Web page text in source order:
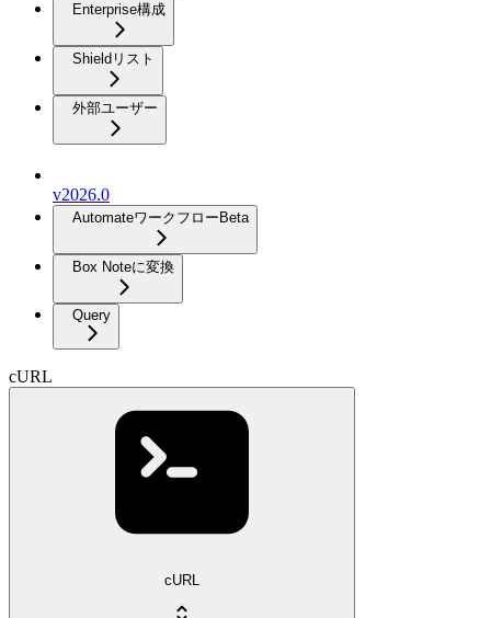
Enterprise構成
Shieldリスト
外部ユーザー
v2026.0
Automateワークフロー Beta
Box Noteに変換
Query
cURL
cURL